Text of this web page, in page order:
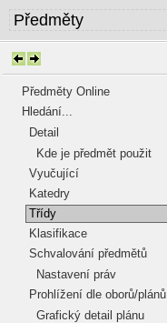
Předměty Online
Hledání...
Detail
Kde je předmět použit
Vyučující
Katedry
Třídy
Klasifikace
Schvalování předmětů
Nastavení práv
Prohlížení dle oborů/plánů
Grafický detail plánu